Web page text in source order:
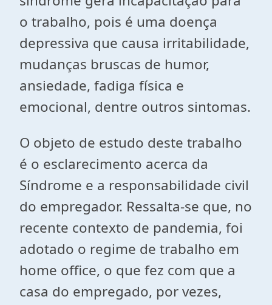
o trabalho, pois é uma doença
depressiva que causa irritabilidade,
mudanças bruscas de humor,
ansiedade, fadiga física e
emocional, dentre outros sintomas.
O objeto de estudo deste trabalho
é o esclarecimento acerca da
Síndrome e a responsabilidade civil
do empregador. Ressalta-se que, no
recente contexto de pandemia, foi
adotado o regime de trabalho em
home office, o que fez com que a
casa do empregado, por vezes,